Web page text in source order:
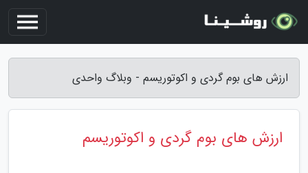
ارزش های بوم گردی و اکوتوریسم - وبلاگ واحدی
ارزش های بوم گردی و اکوتوریسم